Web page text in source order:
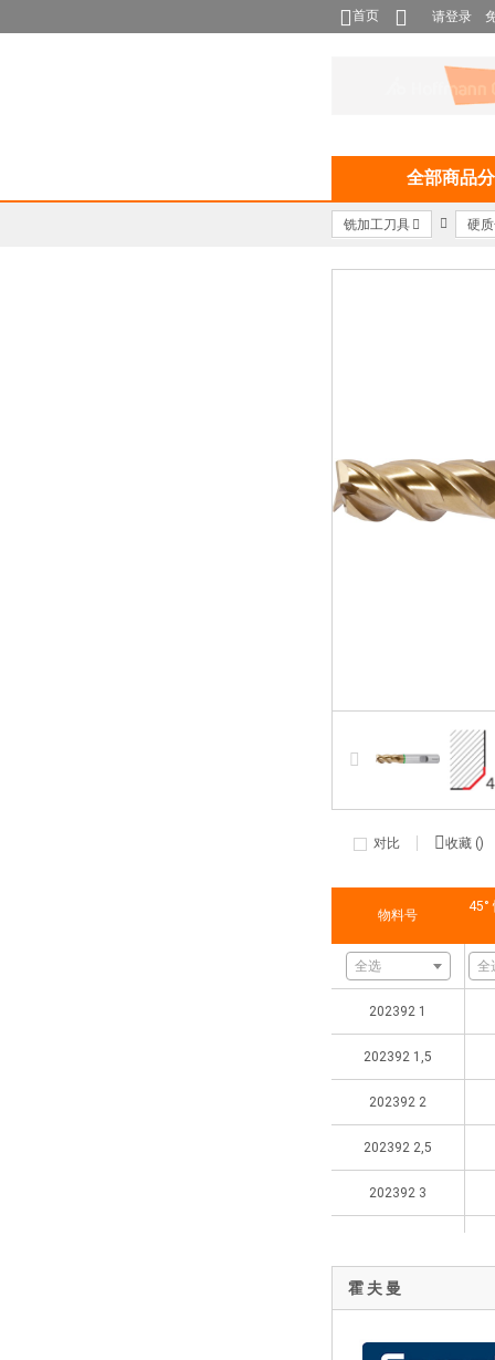
首页 请登录
全部商品
铣加工刀具 硬
对比 收藏 ()
物料号
全选
202392 1
202392 1,5
202392 2
202392 2,5
202392 3
202392 4
45°
全
霍 夫 曼